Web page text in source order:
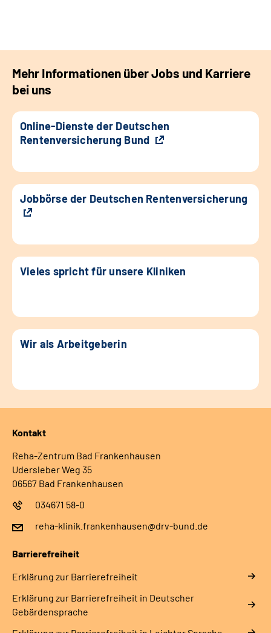
Mehr Informationen über Jobs und Karriere
bei uns
Online-Dienste der Deutschen
Rentenversicherung Bund
Jobbörse der Deutschen Rentenversicherung
Vieles spricht für unsere Kliniken
Wir als Arbeitgeberin
Kontakt
Reha-Zentrum Bad Frankenhausen
Udersleber Weg 35
06567 Bad Frankenhausen
034671 58-0
reha-klinik.frankenhausen@drv-bund.de
Barrierefreiheit
Erklärung zur Barrierefreiheit
Erklärung zur Barrierefreiheit in Deutscher
Gebärdensprache